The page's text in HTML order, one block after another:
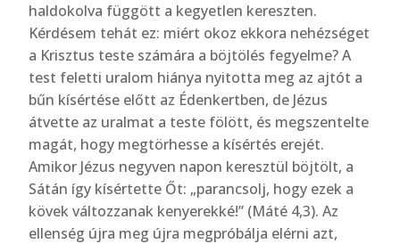
haldokolva függött a kegyetlen kereszten.
Kérdésem tehát ez: miért okoz ekkora nehézséget
a Krisztus teste számára a böjtölés fegyelme? A
test feletti uralom hiánya nyitotta meg az ajtót a
bűn kísértése előtt az Édenkertben, de Jézus
átvette az uralmat a teste fölött, és megszentelte
magát, hogy megtörhesse a kísértés erejét.
Amikor Jézus negyven napon keresztül böjtölt, a
Sátán így kísértette Őt: „parancsolj, hogy ezek a
kövek változzanak kenyerekké!” (Máté 4,3). Az
ellenség újra meg újra megpróbálja elérni azt,